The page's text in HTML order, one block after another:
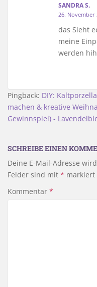
SANDRA S.
26. November
das Sieht
meine
werden
Pingback: DIY:
machen & kreative
Gewinnspiel) -
SCHREIBE EINEN
Deine E-Mail-Adresse
Felder sind mit * markiert
Kommentar *